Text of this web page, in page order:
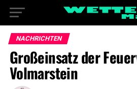
NACHRICHTEN
Großeinsatz der
Volmarstein